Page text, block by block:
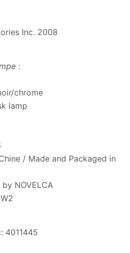
Inc. 2008
:
chrome
lamp
/ Made and Packaged in
NOVELCA
4011445